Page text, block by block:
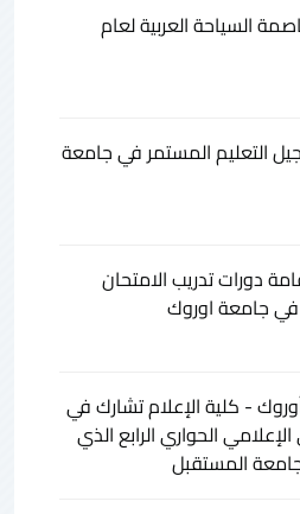
السياحة العربية لعام
التعليم المستمر في جامعة
دورات تدريب الامتحان
جامعة اوروك
- كلية الإعلام تشارك في
الحواري الرابع الذي
المستقبل